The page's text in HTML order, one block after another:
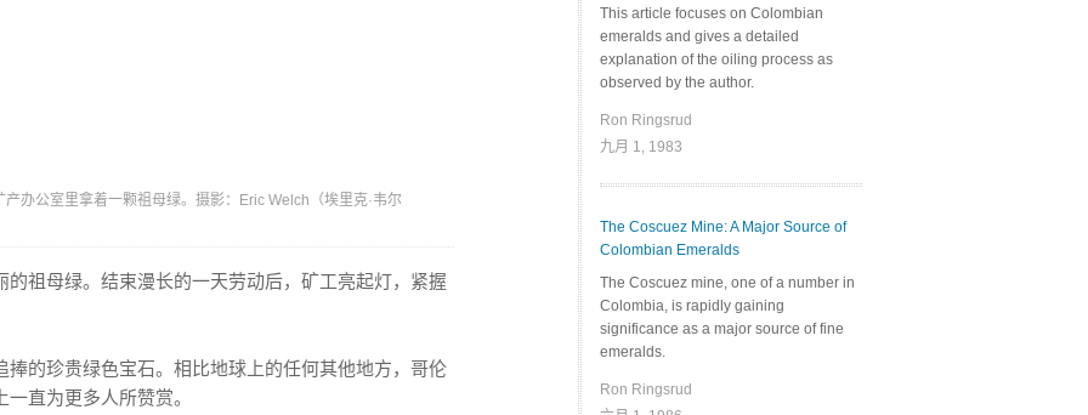
办公室里拿着一颗祖母绿。摄影：Eric Welch（埃里克·韦尔
祖母绿。结束漫长的一天劳动后，矿工亮起灯，紧握
的珍贵绿色宝石。相比地球上的任何其他地方，哥伦
直为更多人所赞赏。
This article focuses on Colombian
emeralds and gives a detailed
explanation of the oiling process as
observed by the author.
Ron Ringsrud
九月 1, 1983
The Coscuez Mine: A Major Source of
Colombian Emeralds
The Coscuez mine, one of a number in
Colombia, is rapidly gaining
significance as a major source of fine
emeralds.
Ron Ringsrud